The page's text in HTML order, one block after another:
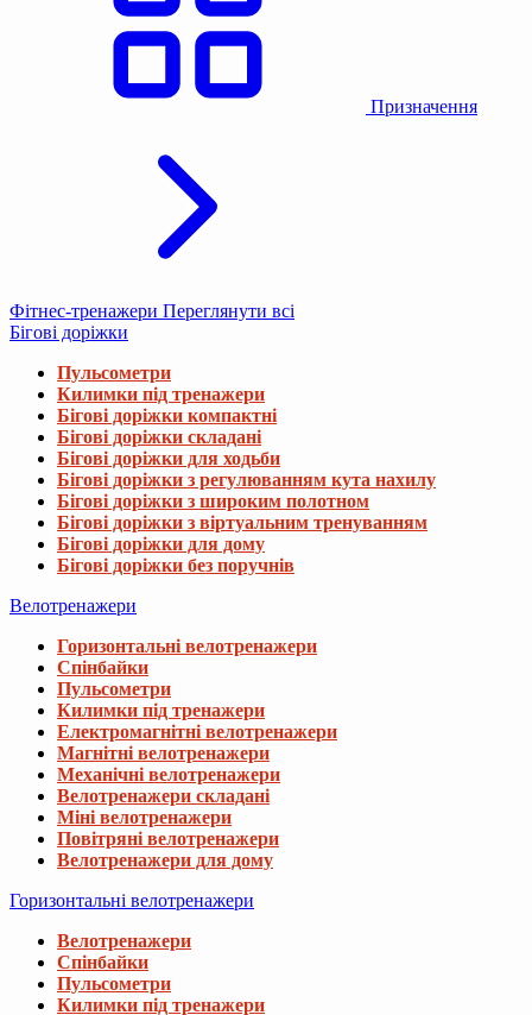
Призначення
Фітнес-тренажери Переглянути всі
Бігові доріжки
Пульсометри
Килимки під тренажери
Бігові доріжки компактні
Бігові доріжки складані
Бігові доріжки для ходьби
Бігові доріжки з регулюванням кута нахилу
Бігові доріжки з широким полотном
Бігові доріжки з віртуальним тренуванням
Бігові доріжки для дому
Бігові доріжки без поручнів
Велотренажери
Горизонтальні велотренажери
Спінбайки
Пульсометри
Килимки під тренажери
Електромагнітні велотренажери
Магнітні велотренажери
Механічні велотренажери
Велотренажери складані
Міні велотренажери
Повітряні велотренажери
Велотренажери для дому
Горизонтальні велотренажери
Велотренажери
Спінбайки
Пульсометри
Килимки під тренажери